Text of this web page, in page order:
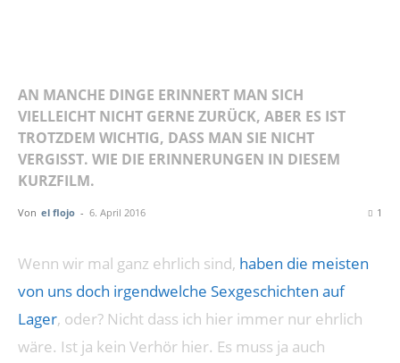
AN MANCHE DINGE ERINNERT MAN SICH
VIELLEICHT NICHT GERNE ZURÜCK, ABER ES IST
TROTZDEM WICHTIG, DASS MAN SIE NICHT
VERGISST. WIE DIE ERINNERUNGEN IN DIESEM
KURZFILM.
Von el flojo - 6. April 2016 1
Wenn wir mal ganz ehrlich sind, haben die meisten
von uns doch irgendwelche Sexgeschichten auf
Lager, oder? Nicht dass ich hier immer nur ehrlich
wäre. Ist ja kein Verhör hier. Es muss ja auch